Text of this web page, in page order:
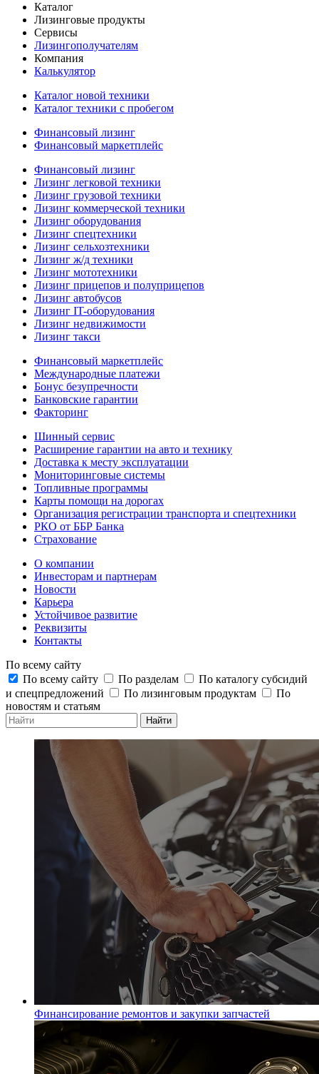
Каталог
Лизинговые продукты
Сервисы
Лизингополучателям
Компания
Калькулятор
Каталог новой техники
Каталог техники с пробегом
Финансовый лизинг
Финансовый маркетплейс
Финансовый лизинг
Лизинг легковой техники
Лизинг грузовой техники
Лизинг коммерческой техники
Лизинг оборудования
Лизинг спецтехники
Лизинг сельхозтехники
Лизинг ж/д техники
Лизинг мототехники
Лизинг прицепов и полуприцепов
Лизинг автобусов
Лизинг IT-оборудования
Лизинг недвижимости
Лизинг такси
Финансовый маркетплейс
Международные платежи
Бонус безупречности
Банковские гарантии
Факторинг
Шинный сервис
Расширение гарантии на авто и технику
Доставка к месту эксплуатации
Мониторинговые системы
Топливные программы
Карты помощи на дорогах
Организация регистрации транспорта и спецтехники
РКО от ББР Банка
Страхование
О компании
Инвесторам и партнерам
Новости
Карьера
Устойчивое развитие
Реквизиты
Контакты
По всему сайту
По всему сайту
По разделам
По каталогу субсидий
и спецпредложений
По лизинговым продуктам
По
новостям и статьям
Найти
Финансирование ремонтов и закупки запчастей